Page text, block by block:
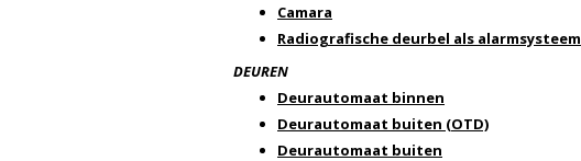
Camara
Radiografische deurbel als alarmsysteem
DEUREN
Deurautomaat binnen
Deurautomaat buiten (OTD)
Deurautomaat buiten